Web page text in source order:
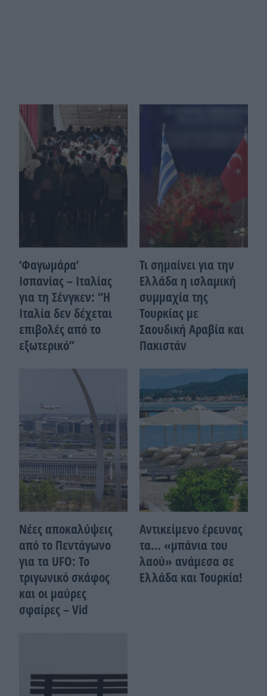
‘Φαγωμάρα’
Ισπανίας – Ιταλίας
για τη Σένγκεν: “Η
Ιταλία δεν δέχεται
επιβολές από το
εξωτερικό”
Τι σημαίνει για την
Ελλάδα η ισλαμική
συμμαχία της
Τουρκίας με
Σαουδική Αραβία και
Πακιστάν
Νέες αποκαλύψεις
από το Πεντάγωνο
για τα UFO: Το
τριγωνικό σκάφος
και οι μαύρες
σφαίρες – Vid
Αντικείμενο έρευνας
τα… «μπάνια του
λαού» ανάμεσα σε
Ελλάδα και Τουρκία!